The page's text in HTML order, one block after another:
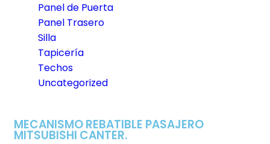
Panel de Puerta
Panel Trasero
Silla
Tapicería
Techos
Uncategorized
MECANISMO REBATIBLE PASAJERO
MITSUBISHI CANTER.